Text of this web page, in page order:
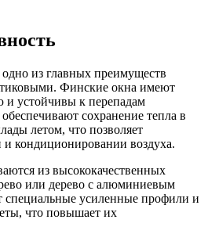
из главных преимуществ
Финские окна имеют
и устойчивы к перепадам
сохранение тепла в
летом, что позволяет
и кондиционировании воздуха.
из высококачественных
или дерево с алюминиевым
усиленные профили и
что повышает их